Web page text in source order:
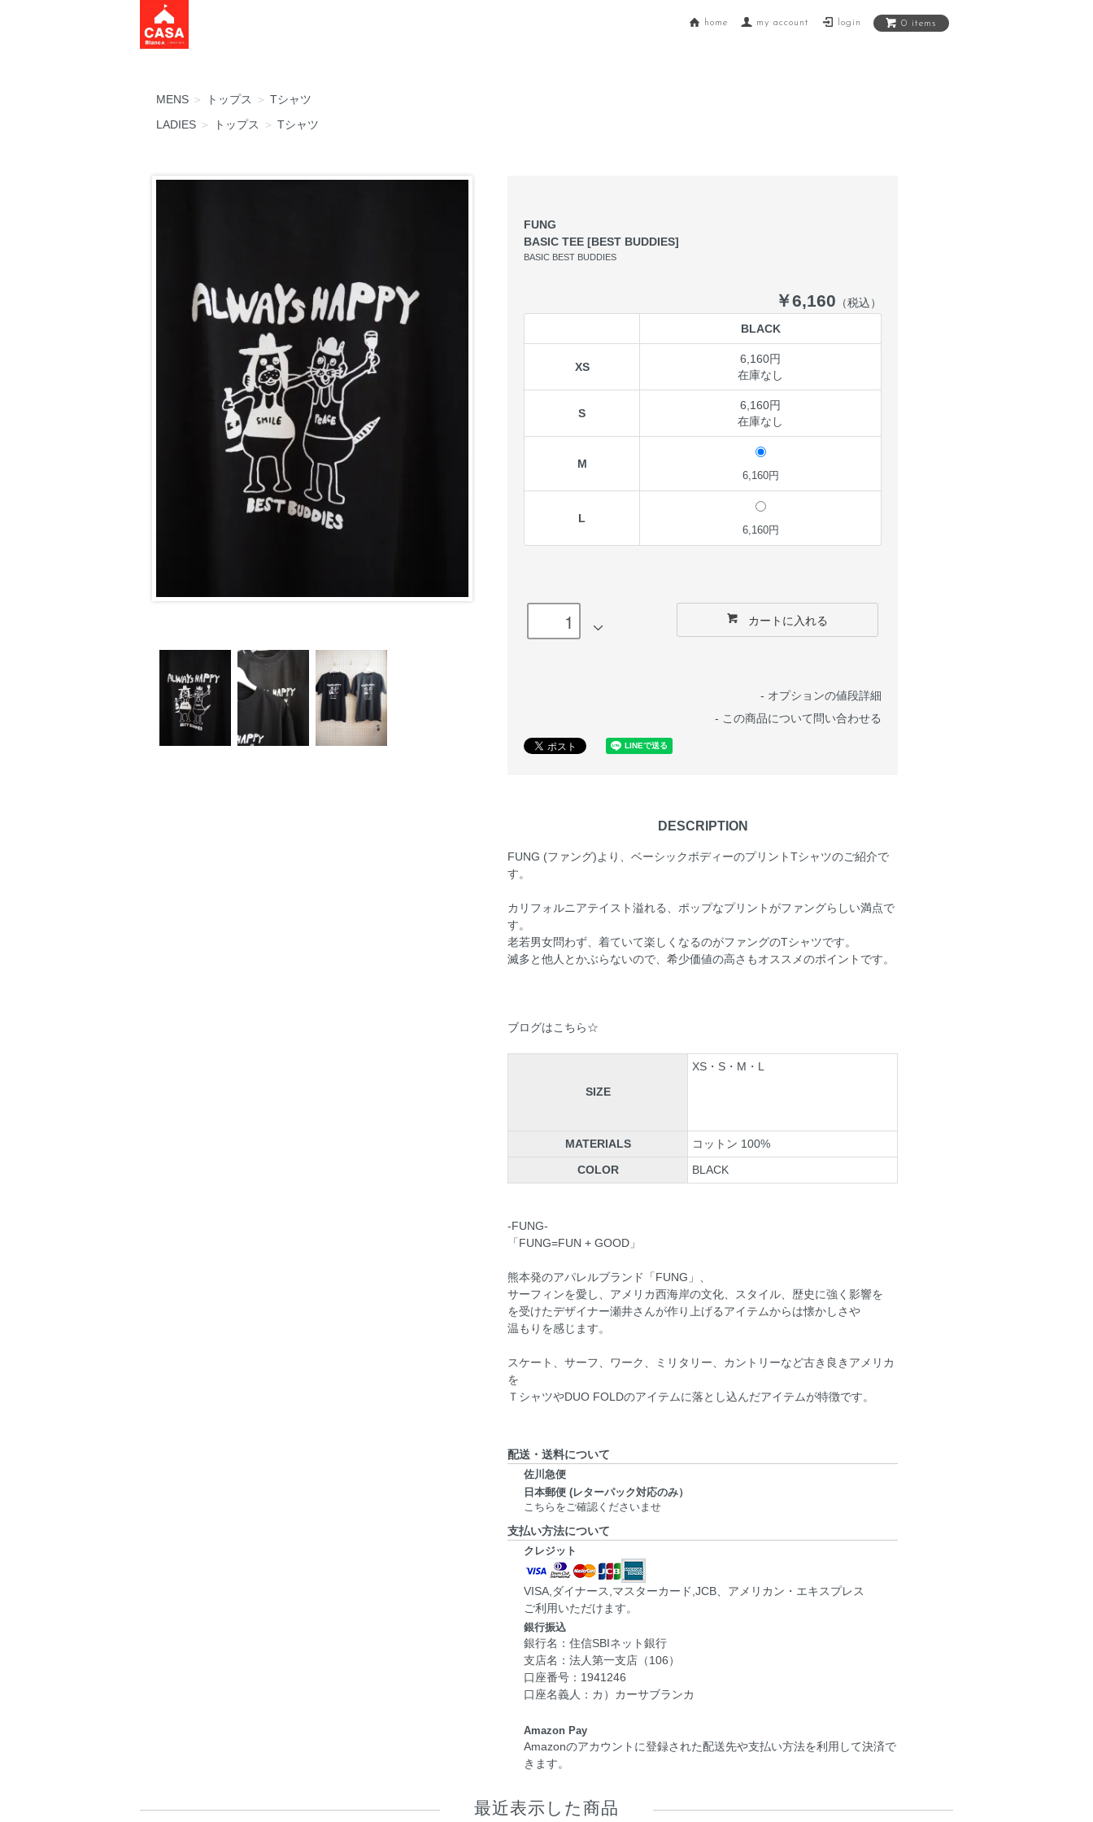
home my account login 0 items
MENS ＞ トップス ＞ Tシャツ
LADIES ＞ トップス ＞ Tシャツ
FUNG
BASIC TEE [BEST BUDDIES]
BASIC BEST BUDDIES
￥6,160 （税込）
BLACK
XS
6,160円
在庫なし
S
6,160円
在庫なし
M
6,160円
L
6,160円
カートに入れる
- オプションの値段詳細
- この商品について問い合わせる
DESCRIPTION
FUNG (ファング)より、ベーシックボディーのプリントTシャツのご紹介で
す。
カリフォルニアテイスト溢れる、ポップなプリントがファングらしい満点で
す。
老若男女問わず、着ていて楽しくなるのがファングのTシャツです。
滅多と他人とかぶらないので、希少価値の高さもオススメのポイントです。
ブログはこちら☆
SIZE
XS・S・M・L
MATERIALS
コットン 100%
COLOR
BLACK
-FUNG-
「FUNG=FUN + GOOD」
熊本発のアパレルブランド「FUNG」、
サーフィンを愛し、アメリカ西海岸の文化、スタイル、歴史に強く影響を
を受けたデザイナー瀬井さんが作り上げるアイテムからは懐かしさや
温もりを感じます。
スケート、サーフ、ワーク、ミリタリー、カントリーなど古き良きアメリカ
を
ＴシャツやDUO FOLDのアイテムに落とし込んだアイテムが特徴です。
配送・送料について
佐川急便
日本郵便 (レターパック対応のみ）
こちらをご確認くださいませ
支払い方法について
クレジット
VISA,ダイナース,マスターカード,JCB、アメリカン・エキスプレス
ご利用いただけます。
銀行振込
銀行名：住信SBIネット銀行
支店名：法人第一支店（106）
口座番号：1941246
口座名義人：カ）カーサブランカ
Amazon Pay
Amazonのアカウントに登録された配送先や支払い方法を利用して決済で
きます。
最近表示した商品